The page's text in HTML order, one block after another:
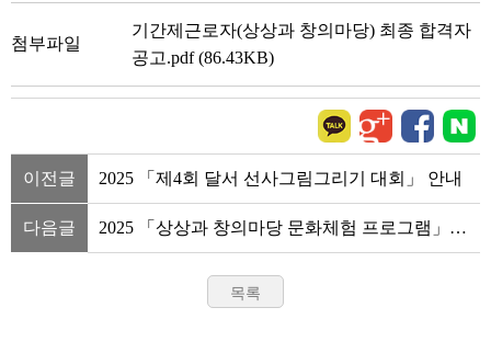
첨부파일
기간제근로자(상상과 창의마당) 최종 합격자
공고.pdf (86.43KB)
이전글 2025 「제4회 달서 선사그림그리기 대회」 안내
다음글
2025 「상상과 창의마당 문화체험 프로그램」
기간제근로자 서류심사 합격자 발표